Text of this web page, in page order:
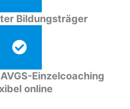
Bildungsträger
Einzelcoaching
online